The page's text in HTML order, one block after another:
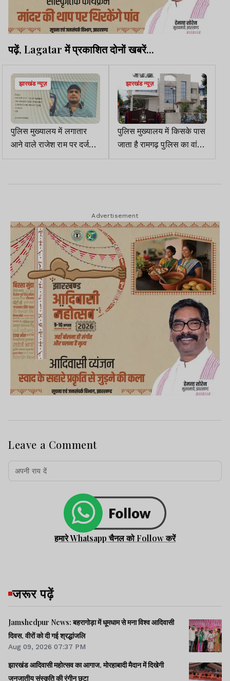
पढ़ें, Lagatar में प्रकाशित दोनों खबरें...
झारखंड न्यूज़
पुलिस मुख्यालय में लगातार
आने वाले राजेश राम पर दर्जन
भर से अधिक आपराधिक मामले
झारखंड न्यूज़
पुलिस मुख्यालय में किसके पास
जाता है रामगढ़ पुलिस का वांटेड
राजेश राम
Advertisement
Leave a Comment
हमारे Whatsapp चैनल को Follow करें
जरूर पढ़ें
Jamshedpur News: बहरागोड़ा में धूमधाम से मना विश्व आदिवासी
दिवस, वीरों को दी गई श्रद्धांजलि
Aug 09, 2026 07:37 PM
झारखंड आदिवासी महोत्सव का आगाज, मोरहाबादी मैदान में दिखेगी
जनजातीय संस्कृति की रंगीन छटा